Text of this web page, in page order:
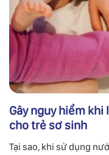
Gây nguy hiểm
cho trẻ sơ sinh
Tại sao, khi sử dụng